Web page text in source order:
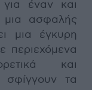
έναν και
μια ασφαλής
μια έγκυρη
περιεχόμενα
και
τα